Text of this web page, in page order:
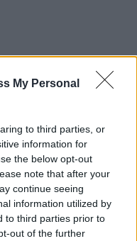
My Personal
to third parties, or
information for
the below opt-out
note that after your
continue seeing
information utilized by
to third parties prior to
out of the further
parteciperà anche
discuterà di
evolversi per